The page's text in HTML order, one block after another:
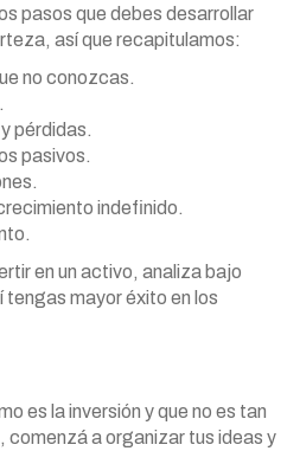
pasos que debes desarrollar
así que recapitulamos:
no conozcas.
pérdidas.
pasivos.
indefinido.
en un activo, analiza bajo
mayor éxito en los
es la inversión y que no es tan
comenzá a organizar tus ideas y